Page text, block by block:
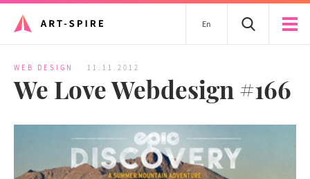
En
WEB DESIGN 11.11.2012
We Love Webdesign #166